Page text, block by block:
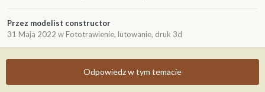
Przez modelist constructor
31 Maja 2022 w Fototrawienie, lutowanie, druk 3d
Odpowiedz w tym temacie